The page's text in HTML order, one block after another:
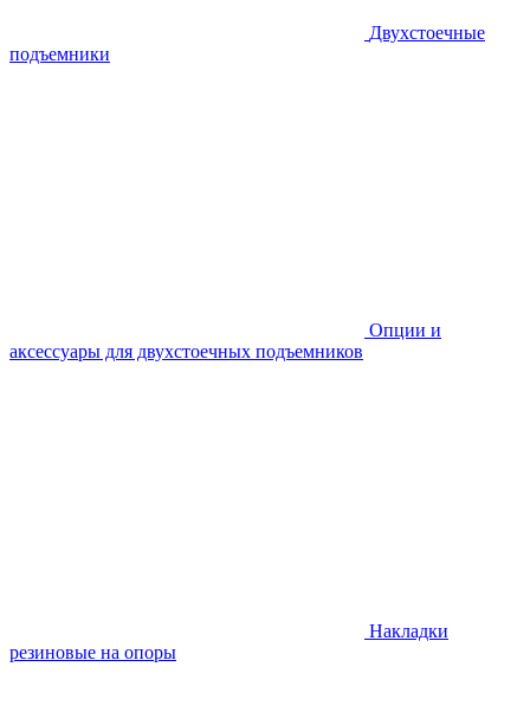
Двухстоечные
подъемники
Опции и
аксессуары для двухстоечных подъемников
Накладки
резиновые на опоры